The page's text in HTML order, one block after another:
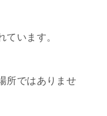
ています。
所ではありませ